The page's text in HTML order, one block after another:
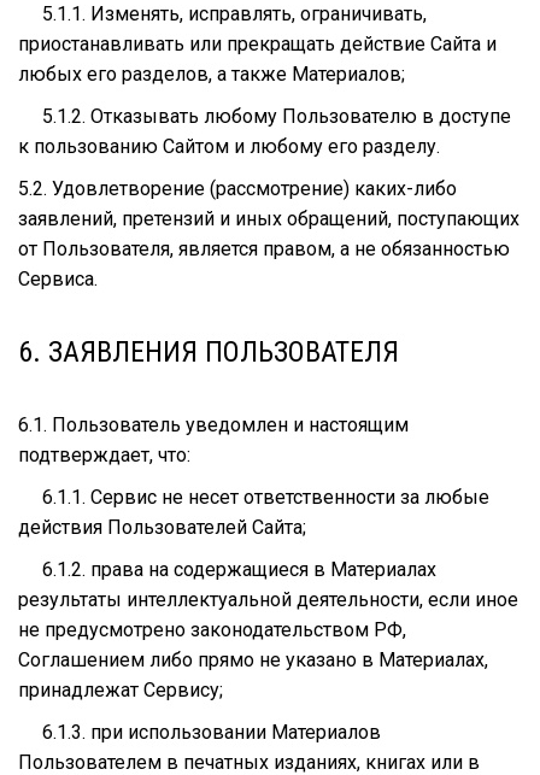
5.1.1. Изменять, исправлять, ограничивать,
приостанавливать или прекращать действие Сайта и
любых его разделов, а также Материалов;
5.1.2. Отказывать любому Пользователю в доступе
к пользованию Сайтом и любому его разделу.
5.2. Удовлетворение (рассмотрение) каких-либо
заявлений, претензий и иных обращений, поступающих
от Пользователя, является правом, а не обязанностью
Сервиса.
6. ЗАЯВЛЕНИЯ ПОЛЬЗОВАТЕЛЯ
6.1. Пользователь уведомлен и настоящим
подтверждает, что:
6.1.1. Сервис не несет ответственности за любые
действия Пользователей Сайта;
6.1.2. права на содержащиеся в Материалах
результаты интеллектуальной деятельности, если иное
не предусмотрено законодательством РФ,
Соглашением либо прямо не указано в Материалах,
принадлежат Сервису;
6.1.3. при использовании Материалов
Пользователем в печатных изданиях, книгах или в